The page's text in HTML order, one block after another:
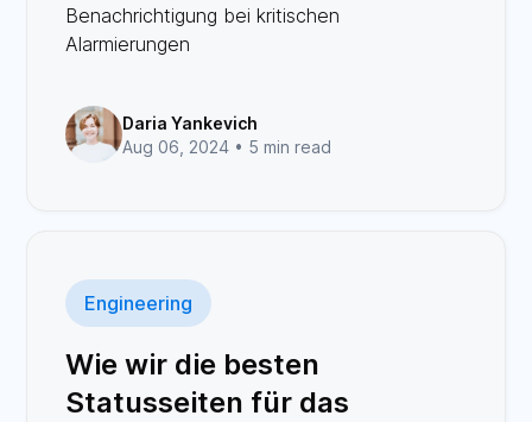
Benachrichtigung bei kritischen
Alarmierungen
Daria Yankevich
Aug 06, 2024 • 5 min read
Engineering
Wie wir die besten
Statusseiten für das